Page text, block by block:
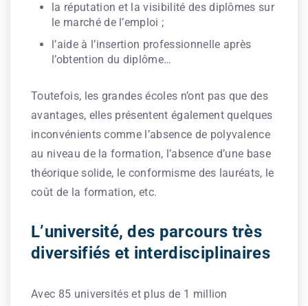
la réputation et la visibilité des diplômes sur
le marché de l’emploi ;
l’aide à l’insertion professionnelle après
l’obtention du diplôme…
Toutefois, les grandes écoles n’ont pas que des
avantages, elles présentent également quelques
inconvénients comme l’absence de polyvalence
au niveau de la formation, l’absence d’une base
théorique solide, le conformisme des lauréats, le
coût de la formation, etc.
L’université, des parcours très
diversifiés et interdisciplinaires
Avec 85 universités et plus de 1 million